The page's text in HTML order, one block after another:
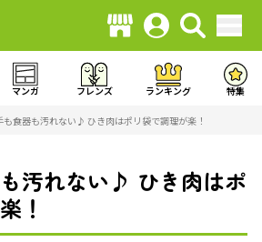
マンガ フレンズ ランキング 特集
も食器も汚れない♪ ひき肉はポリ袋で調理が楽！
汚れない♪ ひき肉はポ
！